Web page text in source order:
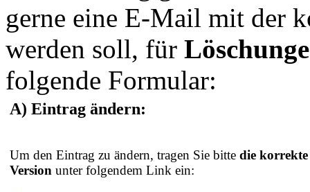
gerne eine E-Mail mit der
werden soll, für
folgende Formular:
A) Eintrag ändern:
Um den Eintrag zu ändern, tragen Sie bitte die korrekte
Version unter folgendem Link ein: